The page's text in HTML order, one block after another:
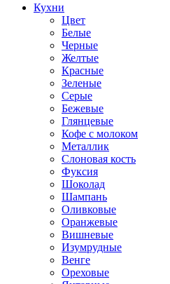
Кухни
Цвет
Белые
Черные
Желтые
Красные
Зеленые
Серые
Бежевые
Глянцевые
Кофе с молоком
Металлик
Слоновая кость
Фуксия
Шоколад
Шампань
Оливковые
Оранжевые
Вишневые
Изумрудные
Венге
Ореховые